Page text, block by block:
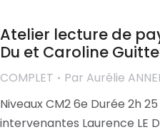
Atelier lecture de
Du et Caroline
COMPLET Par Aurélie
Niveaux CM2 6e Durée 2h
intervenantes Laurence LE